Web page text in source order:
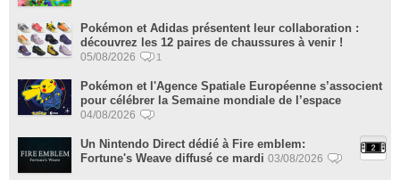
Pokémon et Adidas présentent leur collaboration :
découvrez les 12 paires de chaussures à venir !
05/08/2026 1
Pokémon et l'Agence Spatiale Européenne s’associent
pour célébrer la Semaine mondiale de l’espace
04/08/2026
Un Nintendo Direct dédié à Fire emblem:
Fortune's Weave diffusé ce mardi 03/08/2026